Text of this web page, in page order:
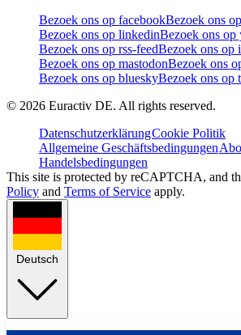
Bezoek ons op facebookBezoek ons
Bezoek ons op linkedinBezoek ons op
Bezoek ons op rss-feedBezoek ons op
Bezoek ons op mastodonBezoek ons
Bezoek ons op blueskyBezoek ons op
© 2026 Euractiv DE. All rights reserved.
DatenschutzerklärungCookie Politik
Allgemeine Geschäftsbedingungen
Handelsbedingungen
This site is protected by reCAPTCHA, and
Policy and Terms of Service apply.
Deutsch